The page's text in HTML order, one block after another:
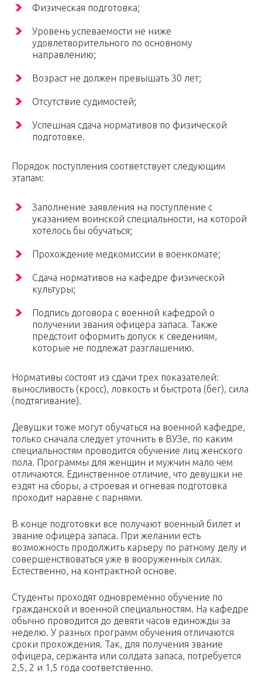
Физическая подготовка;
Уровень успеваемости не ниже
удовлетворительного по основному
направлению;
Возраст не должен превышать 30 лет;
Отсутствие судимостей;
Успешная сдача нормативов по физической
подготовке.
Порядок поступления соответствует следующим
этапам:
Заполнение заявления на поступление с
указанием воинской специальности, на которой
хотелось бы обучаться;
Прохождение медкомиссии в военкомате;
Сдача нормативов на кафедре физической
культуры;
Подпись договора с военной кафедрой о
получении звания офицера запаса. Также
предстоит оформить допуск к сведениям,
которые не подлежат разглашению.
Нормативы состоят из сдачи трех показателей:
выносливость (кросс), ловкость и быстрота (бег), сила
(подтягивание).
Девушки тоже могут обучаться на военной кафедре,
только сначала следует уточнить в ВУЗе, по каким
специальностям проводится обучение лиц женского
пола. Программы для женщин и мужчин мало чем
отличаются. Единственное отличие, что девушки не
ездят на сборы, а строевая и огневая подготовка
проходит наравне с парнями.
В конце подготовки все получают военный билет и
звание офицера запаса. При желании есть
возможность продолжить карьеру по ратному делу и
совершенствоваться уже в вооруженных силах.
Естественно, на контрактной основе.
Студенты проходят одновременно обучение по
гражданской и военной специальностям. На кафедре
обычно проводится до девяти часов единожды за
неделю. У разных программ обучения отличаются
сроки прохождения. Так, для получения звание
офицера, сержанта или солдата запаса, потребуется
2,5, 2 и 1,5 года соответственно.